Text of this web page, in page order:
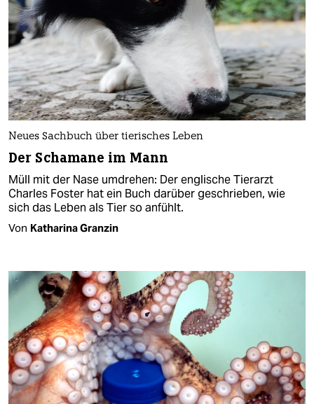
Neues Sachbuch über tierisches Leben
Der Schamane im Mann
Müll mit der Nase umdrehen: Der englische Tierarzt
Charles Foster hat ein Buch darüber geschrieben, wie
sich das Leben als Tier so anfühlt.
Von Katharina Granzin